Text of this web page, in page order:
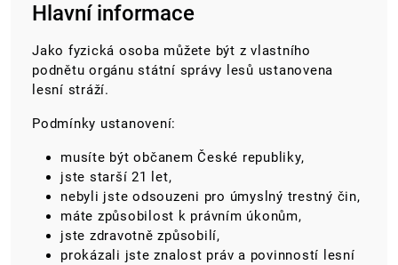
Hlavní informace
Jako fyzická osoba můžete být z vlastního
podnětu orgánu státní správy lesů ustanovena
lesní stráží.
Podmínky ustanovení:
musíte být občanem České republiky,
jste starší 21 let,
nebyli jste odsouzeni pro úmyslný trestný čin,
máte způsobilost k právním úkonům,
jste zdravotně způsobilí,
prokázali jste znalost práv a povinností lesní